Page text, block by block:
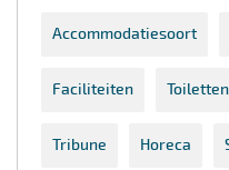
Accommodatiesoort
Faciliteiten Toiletten
Tribune Horeca